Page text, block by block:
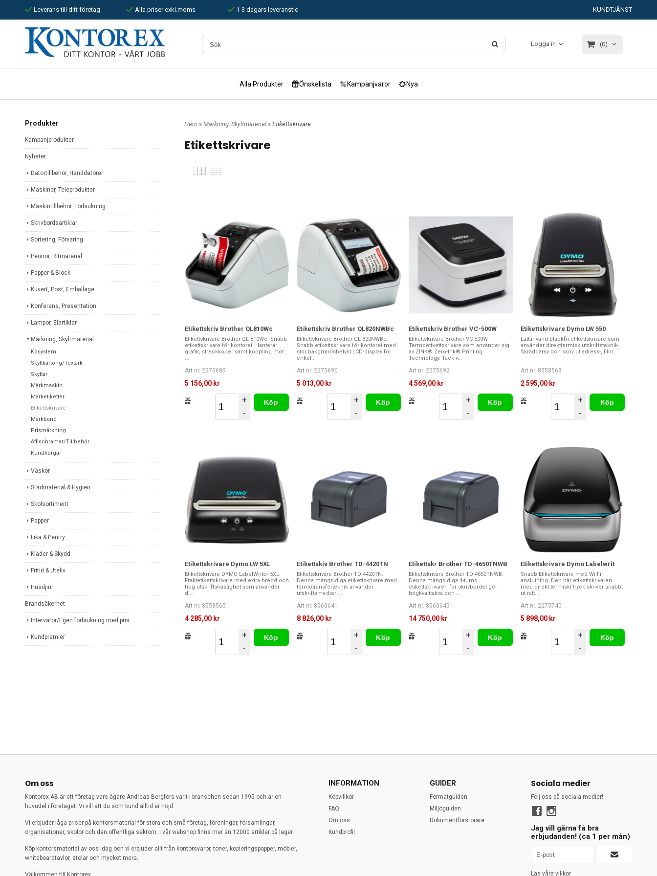
Leverans till ditt företag Alla priser exkl.moms 1-3 dagars leveranstid KUNDTJÄNST
Logga in (0)
Alla Produkter Önskelista Kampanjvaror Nya
Produkter
Kampanjprodukter
Nyheter
Datortillbehör, Handdatorer
Maskiner, Teleprodukter
Maskintillbehör, Förbrukning
Skrivbordsartiklar
Sortering, Förvaring
Pennor, Ritmaterial
Papper & Block
Kuvert, Post, Emballage
Konferens, Presentation
Lampor, Elartiklar
Märkning, Skyltmaterial
Kösystem
Skyltkartong/Textark
Skyltar
Märkmaskin
Märketiketter
Etikettskrivare
Märkband
Prismärkning
Affischramar/Tillbehör
Kundkorgar
Väskor
Städmaterial & Hygien
Skolsortiment
Papper
Fika & Pentry
Kläder & Skydd
Fritid & Uteliv
Husdjiur
Brandsäkerhet
Intervaror/Egen förbrukning med pris
Kundpremier
Hem» Märkning, Skyltmaterial » Etikettskrivare
Etikettskrivare
Etikettskriv Brother QL810Wc
Etikettskrivare Brother QL-810Wc. Snabb
etikettskrivare för kontoret. Hanterar
grafik, streckkoder samt koppling mot
Art nr. 2275689
5 156,00 kr
+
-
Köp
Etikettskriv Brother QL820NWBc
Etikettskrivare Brother QL-820NWBc.
Snabb etikettskrivare för kontoret med
stor bakgrundsbelyst LCD-display för
enkel...
Art nr. 2275690
5 013,00 kr
+
-
Köp
Etikettskriv Brother VC-500W
Etikettskrivare Brother VC-500W.
Termoetikettskrivare som använder sig
av ZINK® Zero-Ink® Printing
Technology. Tack v...
Art nr. 2275692
4 569,00 kr
+
-
Köp
Etikettskrivare Dymo LW 550
Lättanvänd bläckfri etikettskrivare som
använder direkttermisk utskriftsteknik.
Skräddarsy och skriv ut adress-, film...
Art nr. 8558563
2 595,00 kr
+
-
Köp
Etikettskrivare Dymo LW 5XL
Etikettskrivare DYMO LabelWriter 5XL.
Fraktetikettskrivare med extra bredd och
hög utskriftshastighet som använder
di...
Art nr. 8558565
4 285,00 kr
+
-
Köp
Etikettskiv Brother TD-4420TN
Etikettskrivare Brother TD-4420TN.
Denna mångsidiga etikettskrivare med
termotransferteknik använder
utskriftsmedier ...
Art nr. 8560641
8 826,00 kr
+
-
Köp
Etikettskr Brother TD-4650TNWB
Etikettskrivare Brother TD-4650TNWB.
Denna mångsidiga 4-tums
etikettskrivaren för skrivbordet ger
högkvalitativa och ...
Art nr. 8560645
14 750,00 kr
+
-
Köp
Etikettskrivare Dymo Labelwrit
Snabb Etikettskrivare med Wi-Fi
anslutning. Den här etikettskrivaren
med direkt termiskt tryck skriver snabbt
ut rätt...
Art nr. 2275740
5 898,00 kr
+
-
Köp
Om oss
Kontorex AB är ett företag vars ägare Andreas Bergfors varit i branschen sedan 1995 och är en
huvudel i företaget. Vi vill att du som kund alltid är nöjd.
Vi erbjuder låga priser på kontorsmaterial för stora och små företag, föreningar, församlingar,
organisationer, skolor och den offentliga sektorn. I vår webshop finns mer än 12000 artiklar på lager.
Köp kontorsmaterial av oss idag och vi erbjuder allt från kontorsvaror, toner, kopieringspapper, möbler,
whiteboardtavlor, stolar och mycket mera.
Välkommen till Kontorex
INFORMATION
Köpvillkor
FAQ
Om oss
Kundprofil
GUIDER
Formatguiden
Miljöguiden
Dokumentförstörare
Sociala medier
Följ oss på sociala medier!
Jag vill gärna få bra
erbjudanden! (ca 1 per mån)
Läs våra villkor